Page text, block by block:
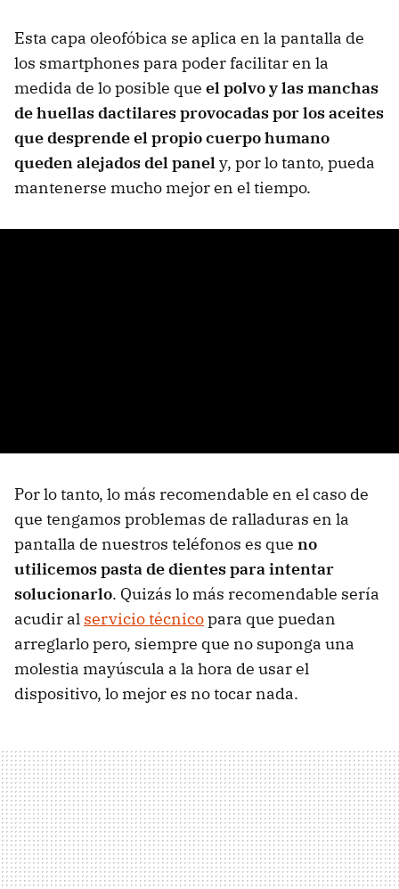
Esta capa oleofóbica se aplica en la pantalla de
los smartphones para poder facilitar en la
medida de lo posible que el polvo y las manchas
de huellas dactilares provocadas por los aceites
que desprende el propio cuerpo humano
queden alejados del panely, por lo tanto, pueda
mantenerse mucho mejor en el tiempo.
Por lo tanto, lo más recomendable en el caso de
que tengamos problemas de ralladuras en la
pantalla de nuestros teléfonos es que no
utilicemos pasta de dientes para intentar
solucionarlo. Quizás lo más recomendable sería
acudir al servicio técnicopara que puedan
arreglarlo pero, siempre que no suponga una
molestia mayúscula a la hora de usar el
dispositivo, lo mejor es no tocar nada.